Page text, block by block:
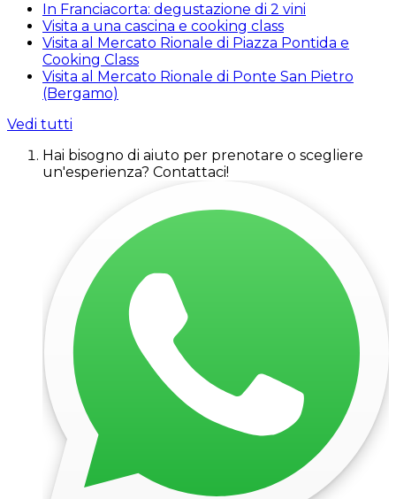
In Franciacorta: degustazione di 2 vini
Visita a una cascina e cooking class
Visita al Mercato Rionale di Piazza Pontida e
Cooking Class
Visita al Mercato Rionale di Ponte San Pietro
(Bergamo)
Vedi tutti
Hai bisogno di aiuto per prenotare o scegliere
un'esperienza? Contattaci!